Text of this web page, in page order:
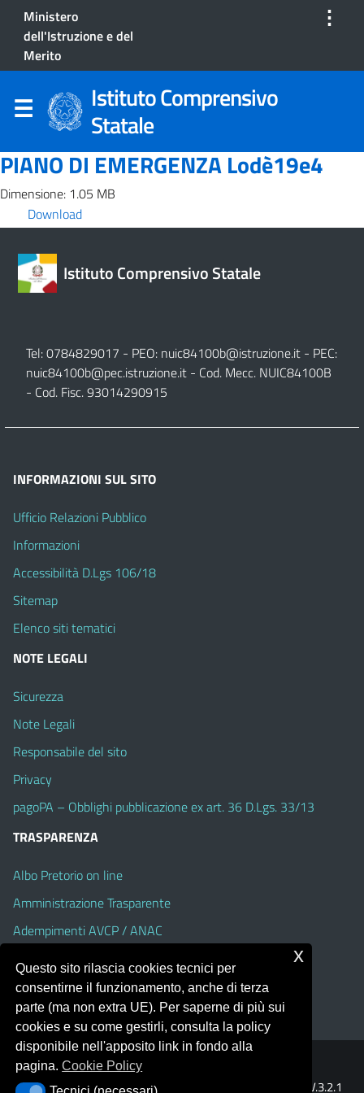
Ministero
dell'Istruzione e del
Merito
⋮
Istituto Comprensivo
Statale
PIANO DI EMERGENZA Lodè19e4
Dimensione: 1.05 MB
Download
Istituto Comprensivo Statale
Tel: 0784829017 - PEO: nuic84100b@istruzione.it - PEC:
nuic84100b@pec.istruzione.it - Cod. Mecc. NUIC84100B
- Cod. Fisc. 93014290915
INFORMAZIONI SUL SITO
Ufficio Relazioni Pubblico
Informazioni
Accessibilità D.Lgs 106/18
Sitemap
Elenco siti tematici
NOTE LEGALI
Sicurezza
Note Legali
Responsabile del sito
Privacy
pagoPA – Obblighi pubblicazione ex art. 36 D.Lgs. 33/13
TRASPARENZA
Albo Pretorio on line
Amministrazione Trasparente
Adempimenti AVCP / ANAC
Dichiarazione di accessibilità
Portale realizzato con la piattaforma
Template Italia configurato sul tema accessibile
V.3.2.1
Questo sito rilascia cookies tecnici per
consentirne il funzionamento, anche di terza
parte (ma non extra UE). Per saperne di più sui
cookies e su come gestirli, consulta la policy
disponibile nell'apposito link in fondo alla
pagina.Cookie Policy
x